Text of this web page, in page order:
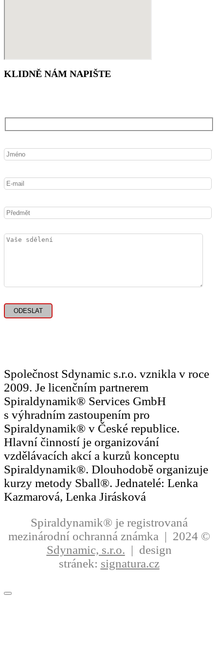
KLIDNĚ NÁM NAPIŠTE
Společnost Sdynamic s.r.o. vznikla v roce
2009. Je licenčním partnerem
Spiraldynamik® Services GmbH
s výhradním zastoupením pro
Spiraldynamik® v České republice.
Hlavní činností je organizování
vzdělávacích akcí a kurzů konceptu
Spiraldynamik®. Dlouhodobě organizuje
kurzy metody Sball®. Jednatelé: Lenka
Kazmarová, Lenka Jirásková
Spiraldynamik® je registrovaná
mezinárodní ochranná známka | 2024 ©
Sdynamic, s.r.o. | design
stránek: signatura.cz